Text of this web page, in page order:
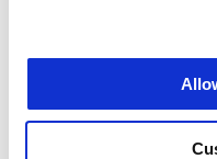
Consultez toutes les